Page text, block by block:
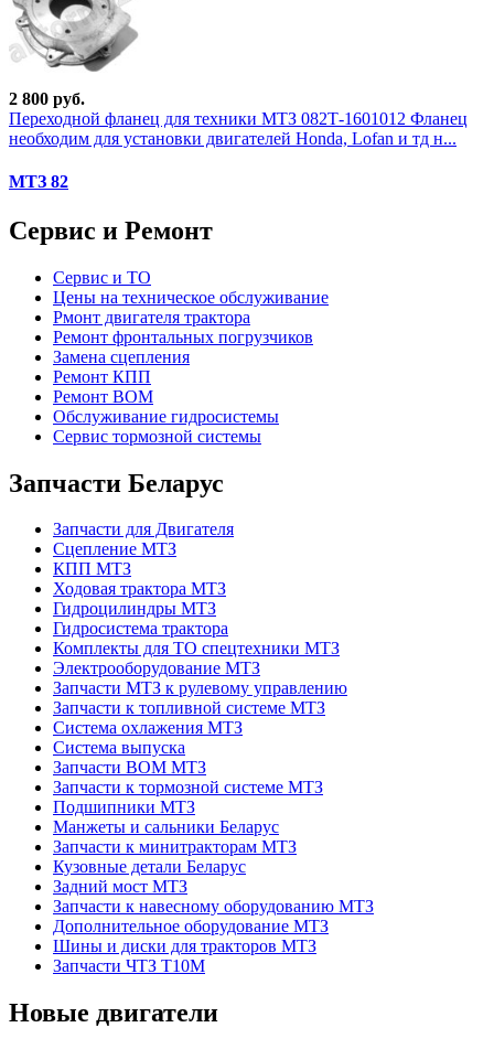
2 800 руб.
Переходной фланец для техники МТЗ 082Т-1601012 Фланец
необходим для установки двигателей Honda, Lofan и тд н...
МТЗ 82
Сервис и Ремонт
Сервис и ТО
Цены на техническое обслуживание
Рмонт двигателя трактора
Ремонт фронтальных погрузчиков
Замена сцепления
Ремонт КПП
Ремонт ВОМ
Обслуживание гидросистемы
Сервис тормозной системы
Запчасти Беларус
Запчасти для Двигателя
Сцепление МТЗ
КПП МТЗ
Ходовая трактора МТЗ
Гидроцилиндры МТЗ
Гидросистема трактора
Комплекты для ТО спецтехники МТЗ
Электрооборудование МТЗ
Запчасти МТЗ к рулевому управлению
Запчасти к топливной системе МТЗ
Система охлажения МТЗ
Система выпуска
Запчасти ВОМ МТЗ
Запчасти к тормозной системе МТЗ
Подшипники МТЗ
Манжеты и сальники Беларус
Запчасти к минитракторам МТЗ
Кузовные детали Беларус
Задний мост МТЗ
Запчасти к навесному оборудованию МТЗ
Дополнительное оборудование МТЗ
Шины и диски для тракторов МТЗ
Запчасти ЧТЗ Т10М
Новые двигатели